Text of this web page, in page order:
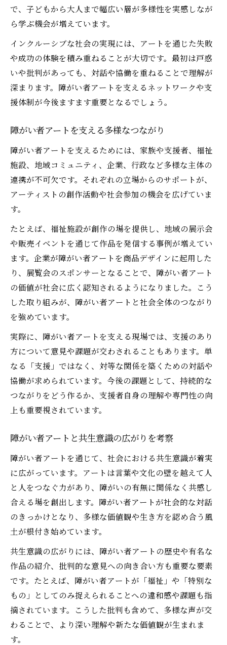
で、子どもから大人まで幅広い層が多様性を実感しなが
ら学ぶ機会が増えています。
インクルーシブな社会の実現には、アートを通じた失敗
や成功の体験を積み重ねることが大切です。最初は戸惑
いや批判があっても、対話や協働を重ねることで理解が
深まります。障がい者アートを支えるネットワークや支
援体制が今後ますます重要となるでしょう。
障がい者アートを支える多様なつながり
障がい者アートを支えるためには、家族や支援者、福祉
施設、地域コミュニティ、企業、行政など多様な主体の
連携が不可欠です。それぞれの立場からのサポートが、
アーティストの創作活動や社会参加の機会を広げていま
す。
たとえば、福祉施設が創作の場を提供し、地域の展示会
や販売イベントを通じて作品を発信する事例が増えてい
ます。企業が障がい者アートを商品デザインに起用した
り、展覧会のスポンサーとなることで、障がい者アート
の価値が社会に広く認知されるようになりました。こう
した取り組みが、障がい者アートと社会全体のつながり
を強めています。
実際に、障がい者アートを支える現場では、支援のあり
方について意見や課題が交わされることもあります。単
なる「支援」ではなく、対等な関係を築くための対話や
協働が求められています。今後の課題として、持続的な
つながりをどう作るか、支援者自身の理解や専門性の向
上も重要視されています。
障がい者アートと共生意識の広がりを考察
障がい者アートを通じて、社会における共生意識が着実
に広がっています。アートは言葉や文化の壁を越えて人
と人をつなぐ力があり、障がいの有無に関係なく共感し
合える場を創出します。障がい者アートが社会的な対話
のきっかけとなり、多様な価値観や生き方を認め合う風
土が根付き始めています。
共生意識の広がりには、障がい者アートの歴史や有名な
作品の紹介、批判的な意見への向き合い方も重要な要素
です。たとえば、障がい者アートが「福祉」や「特別な
もの」としてのみ捉えられることへの違和感や課題も指
摘されています。こうした批判も含めて、多様な声が交
わることで、より深い理解や新たな価値観が生まれま
す。